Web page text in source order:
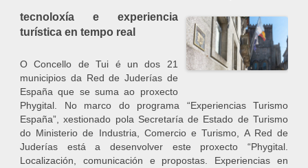
tecnoloxía e experiencia
turística en tempo real
O Concello de Tui é un dos 21
municipios da Red de Juderías de
España que se suma ao proxecto
Phygital. No marco do programa “Experiencias Turismo
España”, xestionado pola Secretaría de Estado de Turismo
do Ministerio de Industria, Comercio e Turismo, A Red de
Juderías está a desenvolver este proxecto “Phygital.
Localización, comunicación e propostas. Experiencias en